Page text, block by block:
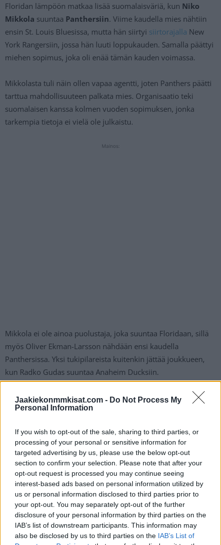
Jaakiekonmmkisat.com - Do Not Process My
Personal Information
If you wish to opt-out of the sale, sharing to third parties, or
processing of your personal or sensitive information for
targeted advertising by us, please use the below opt-out
section to confirm your selection. Please note that after your
opt-out request is processed you may continue seeing
interest-based ads based on personal information utilized by
us or personal information disclosed to third parties prior to
your opt-out. You may separately opt-out of the further
disclosure of your personal information by third parties on the
IAB’s list of downstream participants. This information may
also be disclosed by us to third parties on the IAB’s List of
Floridan lämpöön matkaa lisää suomalaisväriä, kun Niko
Mikkola suuntaa Panthersiin. Viime kaudella mies nähtiin
ensin St. Louis Bluesissa, mutta hän siirtyi siirtorajalla New
York Rangersiin, jossa hän luuti loppukauden. Samalla päättyi
miehen sopimus, joka oli enää tämän kauden voimassa.
Mikkolasta tuli näin ollen vapaa agentti, joten Panthers päätti
tarttua mahdollisuuteen palkata mies. Organisaatio teki
suomalaisen kanssa kolmen vuoden sopimuksen, jonka
tarkempia tietoja ei vielä ole julkaistu.
Mainos:
Mikkola ei ole ainoa puolustaja, joka suuntaa Floridaan, sillä
myös Oliver Ekman-Larsson nähdään ensi kaudella
Panthersissa. Yksi tukipilareista kuitenkin jättää joukkueen,
kun Radko Gudas suuntaa Anaheim Ducksiin.
Panthers palkkasi lisää suomalaisväriä
https://twitter.com/FlaPanthers/status/16752166413641973
Jos twiitti ei näy, voit katsoa sentästä .